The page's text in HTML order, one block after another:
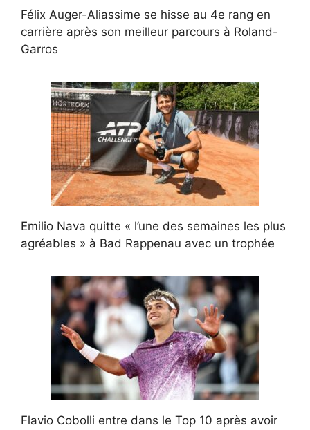
Félix Auger-Aliassime se hisse au 4e rang en
carrière après son meilleur parcours à Roland-
Garros
Emilio Nava quitte « l’une des semaines les plus
agréables » à Bad Rappenau avec un trophée
Flavio Cobolli entre dans le Top 10 après avoir